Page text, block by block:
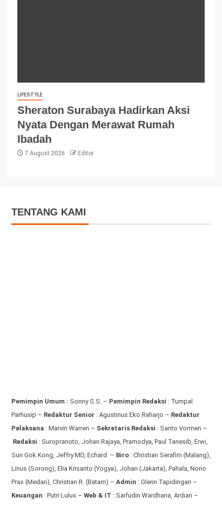
LIFESTYLE
Sheraton Surabaya Hadirkan Aksi
Nyata Dengan Merawat Rumah
Ibadah
7 August 2026 Editor
TENTANG KAMI
Pemimpin Umum : Sonny S.S. – Pemimpin Redaksi : Tumpal
Parhusip – Redaktur Senior : Agustinus Eko Raharjo – Redaktur
Pelaksana : Marvin Warren – Sekretaris Redaksi : Santo Vormen –
Redaksi : Suropranoto, Johan Rajaya, Pramodya, Paul Tanesib, Erwi,
Sun Gok Kong, Jeffry MD, Echard – Biro: Christian Serafim (Malang),
Linus (Sorong), Elia Krisanto (Yogya), Johan (Jakarta), Pahala, Nono
Pras (Medan), Christian R. (Batam) – Admin : Glenn Tapidingan –
Keuangan : Putri Lulus – Web & IT : Saifudin Wardhana, Ardian –